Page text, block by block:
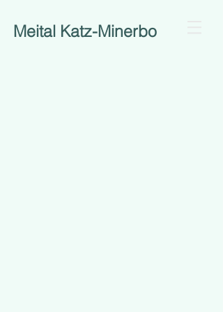
Meital Katz-Minerbo